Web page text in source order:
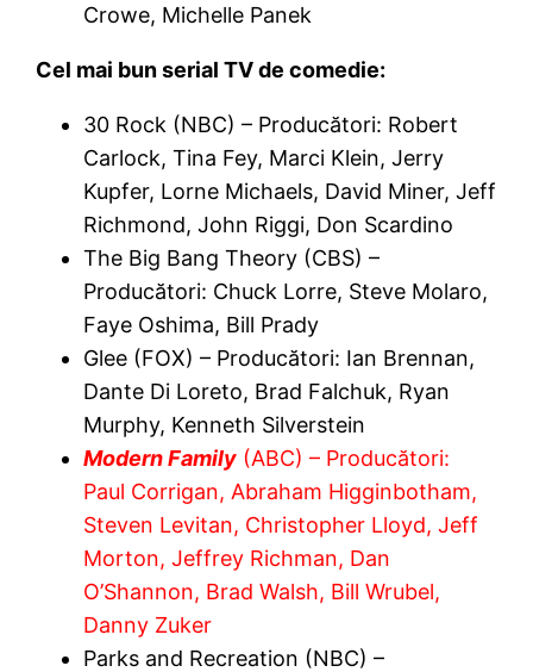
Crowe, Michelle Panek
Cel mai bun serial TV de comedie:
30 Rock (NBC) – Producători: Robert
Carlock, Tina Fey, Marci Klein, Jerry
Kupfer, Lorne Michaels, David Miner, Jeff
Richmond, John Riggi, Don Scardino
The Big Bang Theory (CBS) –
Producători: Chuck Lorre, Steve Molaro,
Faye Oshima, Bill Prady
Glee (FOX) – Producători: Ian Brennan,
Dante Di Loreto, Brad Falchuk, Ryan
Murphy, Kenneth Silverstein
Modern Family (ABC) – Producători:
Paul Corrigan, Abraham Higginbotham,
Steven Levitan, Christopher Lloyd, Jeff
Morton, Jeffrey Richman, Dan
O’Shannon, Brad Walsh, Bill Wrubel,
Danny Zuker
Parks and Recreation (NBC) –